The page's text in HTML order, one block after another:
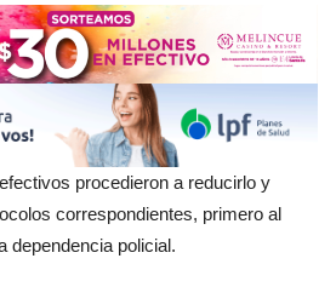
procedieron a reducirlo y
correspondientes, primero al
dependencia policial.